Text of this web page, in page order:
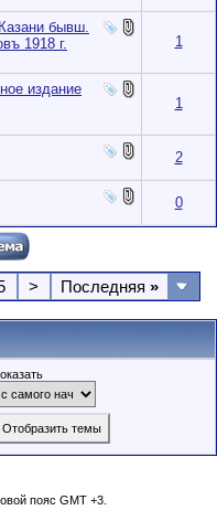
бывш.
1918 г.
1
издание
1
2
0
> Последняя »
пояс GMT +3.